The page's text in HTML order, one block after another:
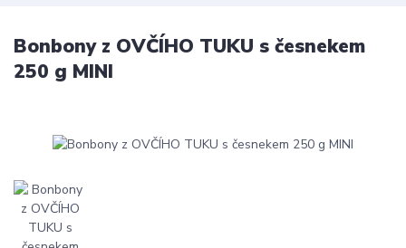
Bonbony z OVČÍHO TUKU s česnekem
250 g MINI